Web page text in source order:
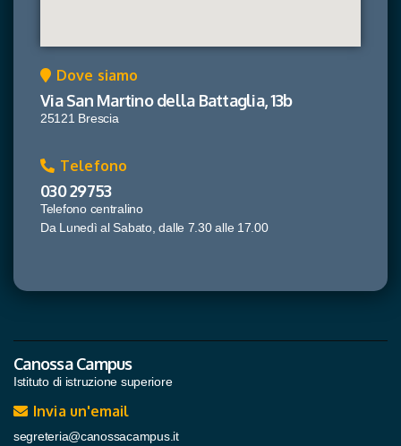
Dove siamo
Via San Martino della Battaglia, 13b
25121 Brescia
Telefono
030 29753
Telefono centralino
Da Lunedì al Sabato, dalle 7.30 alle 17.00
Canossa Campus
Istituto di istruzione superiore
Invia un'email
segreteria@canossacampus.it